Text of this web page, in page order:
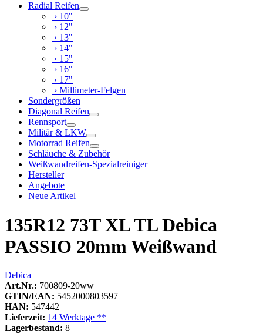
Radial Reifen
› 10"
› 12"
› 13"
› 14"
› 15"
› 16"
› 17"
› Millimeter-Felgen
Sondergrößen
Diagonal Reifen
Rennsport
Militär & LKW
Motorrad Reifen
Schläuche & Zubehör
Weißwandreifen-Spezialreiniger
Hersteller
Angebote
Neue Artikel
135R12 73T XL TL Debica
PASSIO 20mm Weißwand
Debica
Art.Nr.: 700809-20ww
GTIN/EAN: 5452000803597
HAN: 547442
Lieferzeit: 14 Werktage **
Lagerbestand: 8